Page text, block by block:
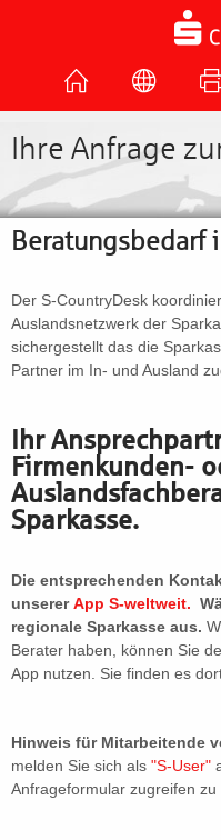
Ihre Anfrage
Beratungsbedarf
Der S-CountryDesk
Auslandsnetzwerk der
sichergestellt das die
Partner im In- und Ausland
Ihr
Firmenkunden-
Sparkasse.
Die entsprechenden
unsererApp S-weltweit.
regionale Sparkasse aus.
Berater haben, können Sie
App nutzen. Sie finden es
Hinweis für Mitarbeitende
melden Sie sich als "S-User"
Anfrageformular zugreifen zu